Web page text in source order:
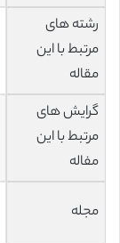
رشته های
مرتبط با این
مقاله
گرایش های
مرتبط با این
مفاله
مجله